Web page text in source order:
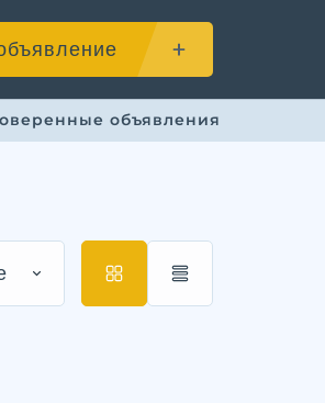
объявления